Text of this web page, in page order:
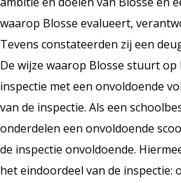
waarop Blosse evalueert,
Tevens constateerden zij een
De wijze waarop Blosse stuurt
inspectie met een onvoldoende
van de inspectie. Als een
onderdelen een onvoldoende
de inspectie onvoldoende.
het eindoordeel van de inspectie: